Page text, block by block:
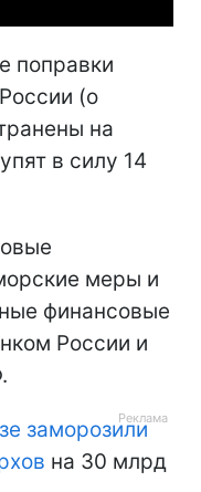
поправки
(о
на
в силу 14
меры и
финансовые
России и
заморозили
на 30 млрд